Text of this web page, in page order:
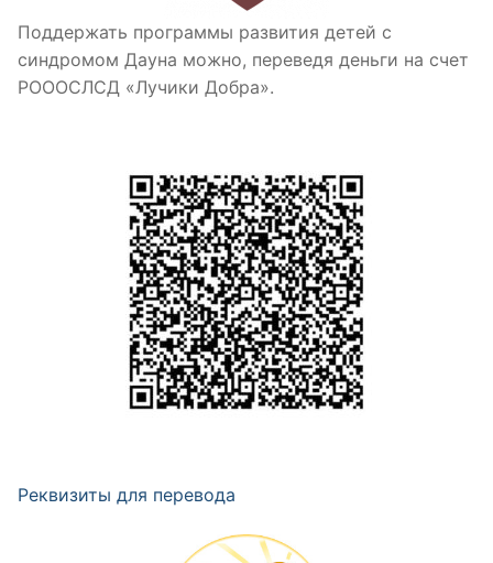
Поддержать программы развития детей с
синдромом Дауна можно, переведя деньги на счет
РОООСЛСД «Лучики Добра».
Реквизиты для перевода